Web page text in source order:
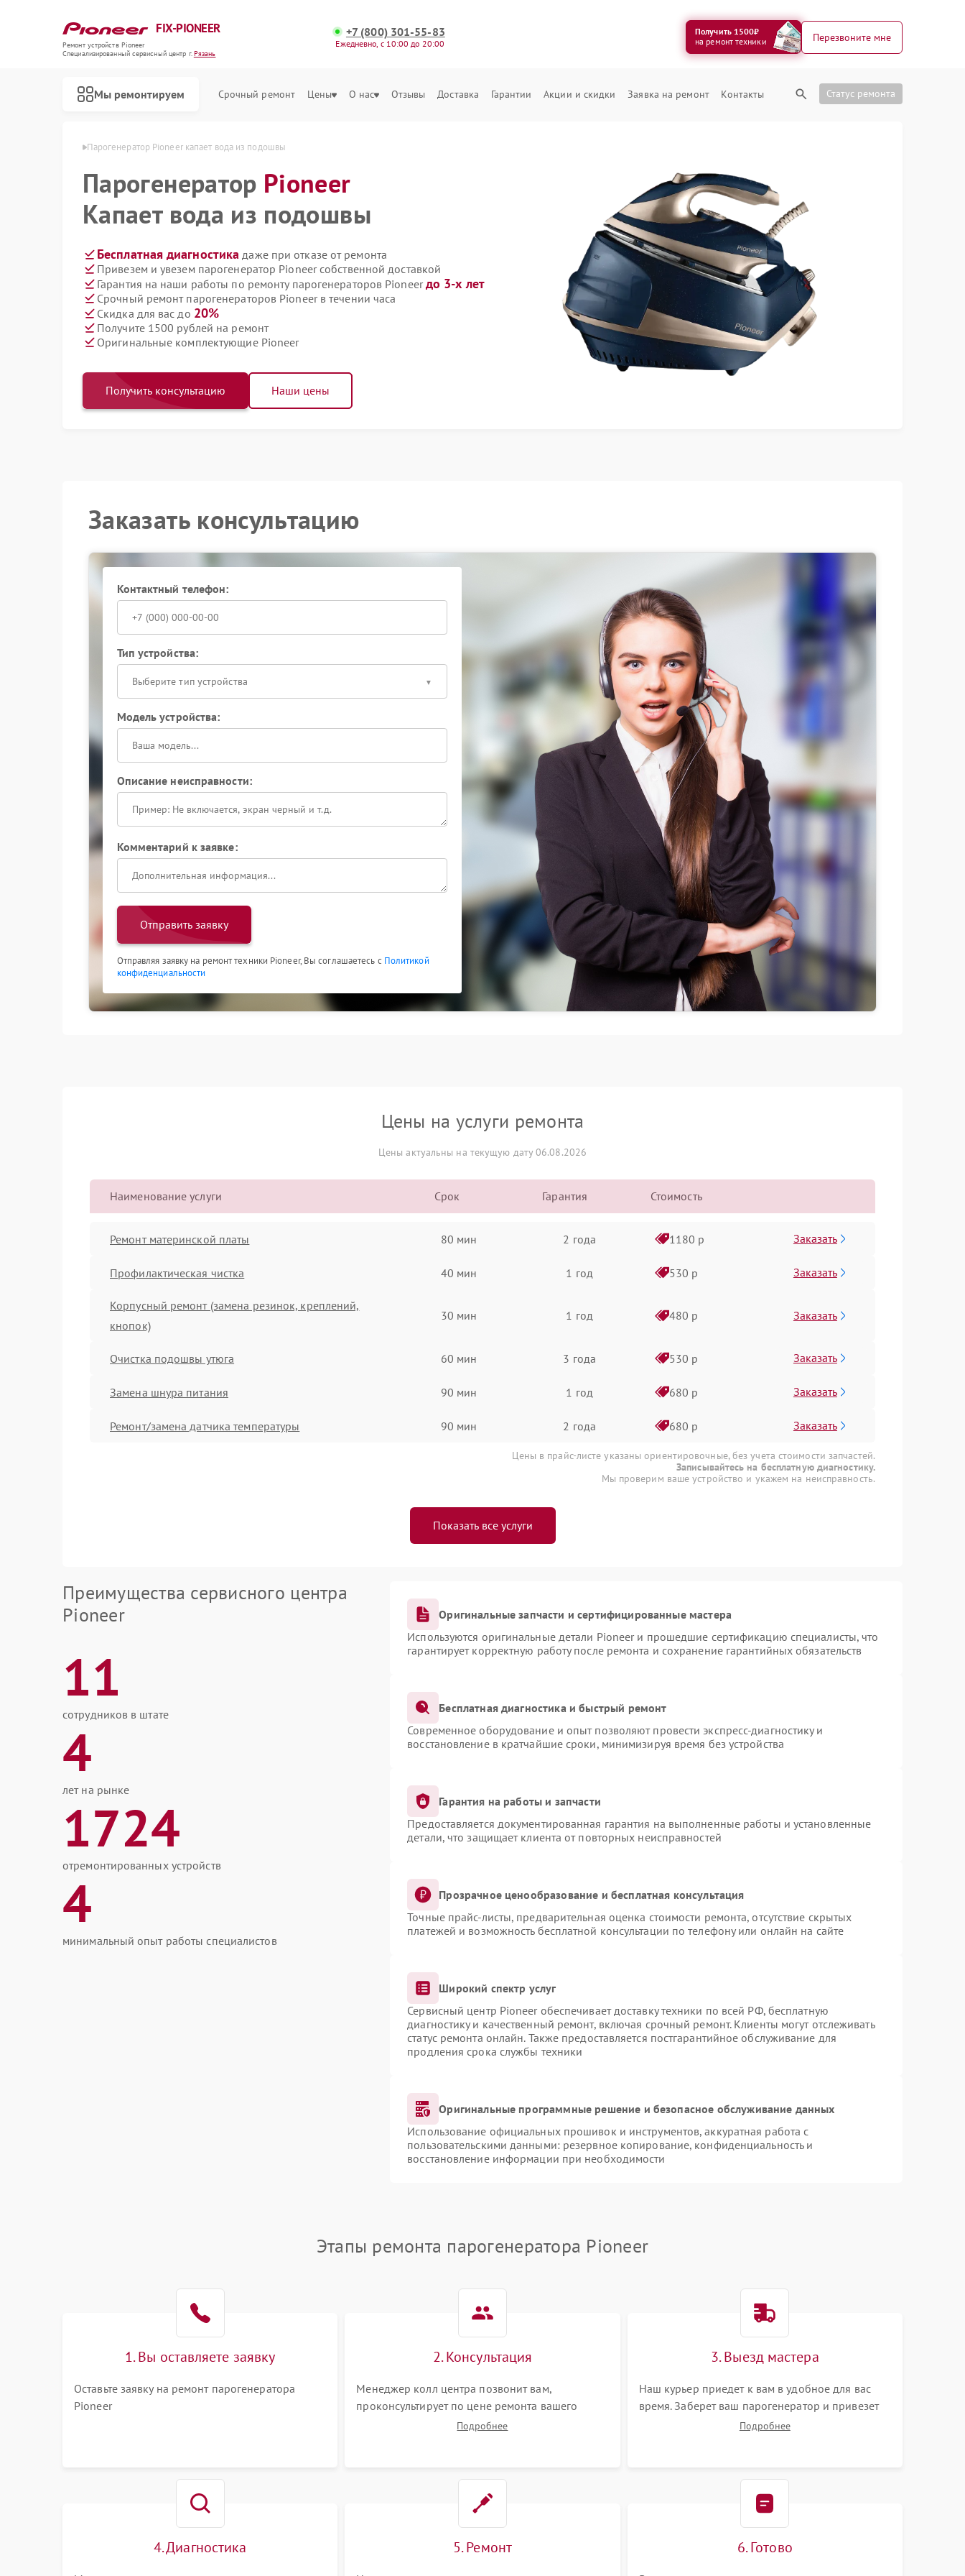
FIX-PIONEER
Ремонт устройств Pioneer
Специализированный cервисный центр г.Рязань
+7 (800) 301-55-83
Ежедневно, с 10:00 до 20:00
Получить 1500₽
на ремонт техники
Перезвоните мне
Мы ремонтируем Срочный ремонт Цены О нас Отзывы Доставка Гарантии Акции и скидки Заявка на ремонт Контакты Статус ремонта
Парогенератор Pioneer капает вода из подошвы
Парогенератор Pioneer
Капает вода из подошвы
Бесплатная диагностика даже при отказе от ремонта
Привезем и увезем парогенератор Pioneer собственной доставкой
Гарантия на наши работы по ремонту парогенераторов Pioneerдо 3-х лет
Срочный ремонт парогенераторов Pioneer в течении часа
Скидка для вас до 20%
Получите 1500 рублей на ремонт
Оригинальные комплектующие Pioneer
Получить консультацию Наши цены
Заказать консультацию
Контактный телефон:
Тип устройства:
Выберите тип устройства
Модель устройства:
Описание неисправности:
Комментарий к заявке:
Отправить заявку
Отправляя заявку на ремонт техники Pioneer, Вы соглашаетесь с Политикой
конфиденциальности
Цены на услуги ремонта
Цены актуальны на текущую дату 06.08.2026
Наименование услуги Срок Гарантия Стоимость
Ремонт материнской платы 80 мин 2 года 1180 р Заказать
Профилактическая чистка 40 мин 1 год 530 р Заказать
Корпусный ремонт (замена резинок, креплений,
кнопок)
30 мин 1 год 480 р Заказать
Очистка подошвы утюга 60 мин 3 года 530 р Заказать
Замена шнура питания 90 мин 1 год 680 р Заказать
Ремонт/замена датчика температуры 90 мин 2 года 680 р Заказать
Цены в прайс-листе указаны ориентировочные, без учета стоимости запчастей.
Записывайтесь на бесплатную диагностику.
Мы проверим ваше устройство и укажем на неисправность.
Показать все услуги
Преимущества сервисного центра
Pioneer
11
сотрудников в штате
4
лет на рынке
1724
отремонтированных устройств
4
минимальный опыт работы специалистов
Оригинальные запчасти и сертифицированные мастера
Используются оригинальные детали Pioneer и прошедшие сертификацию специалисты, что
гарантирует корректную работу после ремонта и сохранение гарантийных обязательств
Бесплатная диагностика и быстрый ремонт
Современное оборудование и опыт позволяют провести экспресс-диагностику и
восстановление в кратчайшие сроки, минимизируя время без устройства
Гарантия на работы и запчасти
Предоставляется документированная гарантия на выполненные работы и установленные
детали, что защищает клиента от повторных неисправностей
Прозрачное ценообразование и бесплатная консультация
Точные прайс-листы, предварительная оценка стоимости ремонта, отсутствие скрытых
платежей и возможность бесплатной консультации по телефону или онлайн на сайте
Широкий спектр услуг
Сервисный центр Pioneer обеспечивает доставку техники по всей РФ, бесплатную
диагностику и качественный ремонт, включая срочный ремонт. Клиенты могут отслеживать
статус ремонта онлайн. Также предоставляется постгарантийное обслуживание для
продления срока службы техники
Оригинальные программные решение и безопасное обслуживание данных
Использование официальных прошивок и инструментов, аккуратная работа с
пользовательскими данными: резервное копирование, конфиденциальность и
восстановление информации при необходимости
Этапы ремонта парогенератора Pioneer
1. Вы оставляете заявку
Оставьте заявку на ремонт парогенератора
Pioneer
2. Консультация
Менеджер колл центра позвонит вам,
проконсультирует по цене ремонта вашего
парогенератора а также ответит на все ваши
Подробнее
3. Выезд мастера
Наш курьер приедет к вам в удобное для вас
время. Заберет ваш парогенератор и привезет
на склад для диагностики.
Подробнее
4. Диагностика 5. Ремонт 6. Готово